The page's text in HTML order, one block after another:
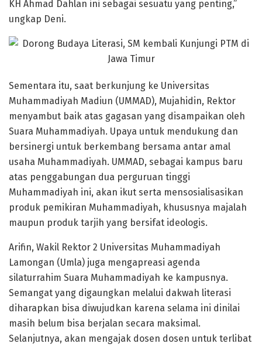
KH Ahmad Dahlan ini sebagai sesuatu yang penting,”
ungkap Deni.
Sementara itu, saat berkunjung ke Universitas
Muhammadiyah Madiun (UMMAD), Mujahidin, Rektor
menyambut baik atas gagasan yang disampaikan oleh
Suara Muhammadiyah. Upaya untuk mendukung dan
bersinergi untuk berkembang bersama antar amal
usaha Muhammadiyah. UMMAD, sebagai kampus baru
atas penggabungan dua perguruan tinggi
Muhammadiyah ini, akan ikut serta mensosialisasikan
produk pemikiran Muhammadiyah, khususnya majalah
maupun produk tarjih yang bersifat ideologis.
Arifin, Wakil Rektor 2 Universitas Muhammadiyah
Lamongan (Umla) juga mengapreasi agenda
silaturrahim Suara Muhammadiyah ke kampusnya.
Semangat yang digaungkan melalui dakwah literasi
diharapkan bisa diwujudkan karena selama ini dinilai
masih belum bisa berjalan secara maksimal.
Selanjutnya, akan mengajak dosen dosen untuk terlibat